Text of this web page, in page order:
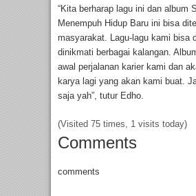
“Kita berharap lagu ini dan album
Menempuh Hidup Baru ini bisa
masyarakat. Lagu-lagu kami bisa
dinikmati berbagai kalangan.
awal perjalanan karier kami dan
karya lagi yang akan kami buat.
saja yah”, tutur Edho.
(Visited 75 times, 1 visits today)
Comments
comments